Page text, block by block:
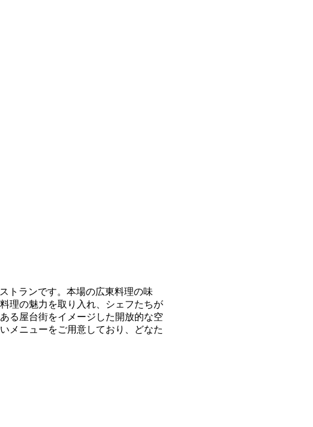
トランです。本場の広東料理の味
理の魅力を取り入れ、シェフたちが
る屋台街をイメージした開放的な空
メニューをご用意しており、どなた